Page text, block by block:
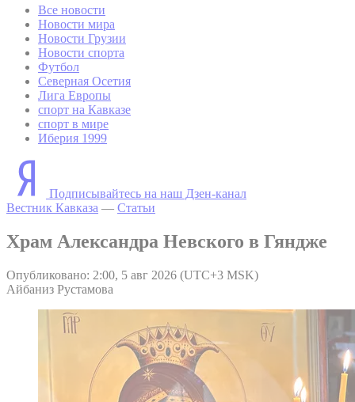
Все новости
Новости мира
Новости Грузии
Новости спорта
Футбол
Северная Осетия
Лига Европы
спорт на Кавказе
спорт в мире
Иберия 1999
Подписывайтесь на наш Дзен-канал
Вестник Кавказа — Статьи
Храм Александра Невского в Гяндже
Опубликовано: 2:00, 5 авг 2026 (UTC+3 MSK)
Айбаниз Рустамова